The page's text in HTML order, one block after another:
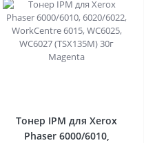
Тонер IPM для Xerox
Phaser 6000/6010,